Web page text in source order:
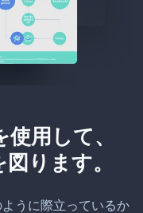
用して、
ります。
うに際立っているか